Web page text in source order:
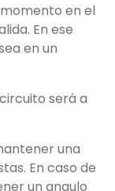
en el
En ese
en un
será a
una
En caso de
un angulo